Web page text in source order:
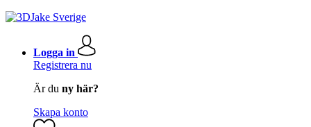
Logga in
Registrera nu
Är du ny här?
Skapa konto